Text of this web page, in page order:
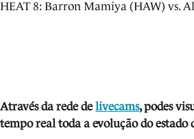
HEAT 8: Barron Mamiya (HAW) vs.
Através da rede delivecams, podes
tempo real toda a evolução do estado